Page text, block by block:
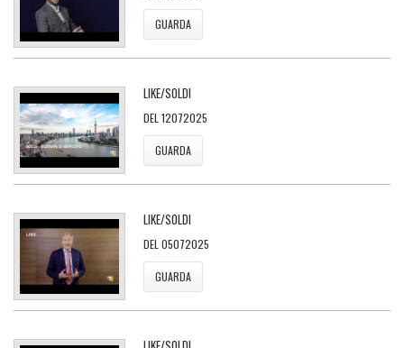
GUARDA
LIKE/SOLDI
DEL 12072025
GUARDA
LIKE/SOLDI
DEL 05072025
GUARDA